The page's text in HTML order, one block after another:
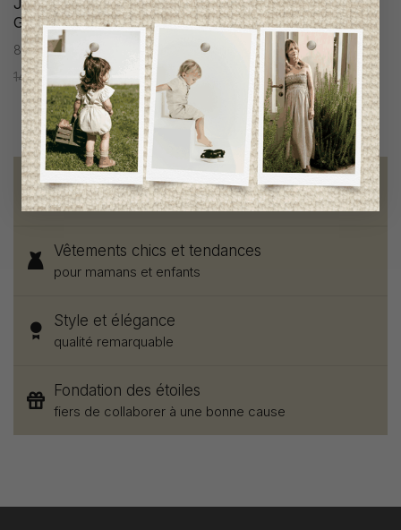
Garçon
8 ans
147,95$CA
73,95$CA
Garçon
8 ans
127,95$CA
63,95$CA
Livraison gratuite
sur toute commande de 100 $ et plus
Vêtements chics et tendances
pour mamans et enfants
Style et élégance
qualité remarquable
Fondation des étoiles
fiers de collaborer à une bonne cause